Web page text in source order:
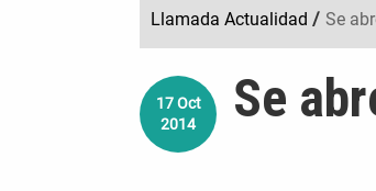
Llamada Actualidad / Se
17 Oct
2014
Se